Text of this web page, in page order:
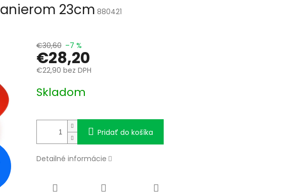
23cm 880421
€30,60 –7 %
€28,20
€22,90 bez DPH
cena:
Skladom
Pridať do košíka
Detailné informácie